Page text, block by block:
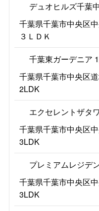
デュオヒルズ千葉
千葉県千葉市中央区
３ＬＤＫ
千葉東ガーデニア
千葉県千葉市中央区
2LDK
エクセレントザタ
千葉県千葉市中央区
3LDK
プレミアムレジデ
千葉県千葉市中央区
3LDK